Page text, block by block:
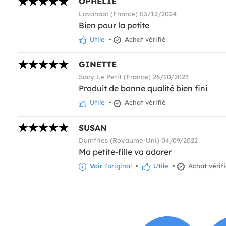
Lavardac (France) 03/12/2024
Bien pour la petite
Utile • Achat vérifié
GINETTE
Sacy Le Petit (France) 26/10/2023
Produit de bonne qualité bien fini
Utile • Achat vérifié
SUSAN
Dumfries (Royaume-Uni) 04/09/2022
Ma petite-fille va adorer
Voir l'original • Utile • Achat